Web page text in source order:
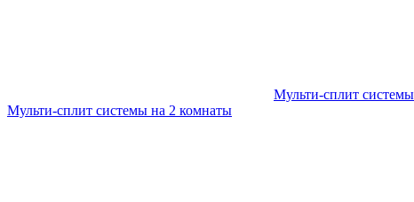
Мульти-сплит
Мульти-сплит системы на 2 комнаты